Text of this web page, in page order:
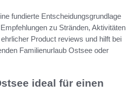
fundierte Entscheidungsgrundlage
zu Stränden, Aktivitäten
Product reviews und hilft bei
Familienurlaub Ostsee oder
ideal für einen